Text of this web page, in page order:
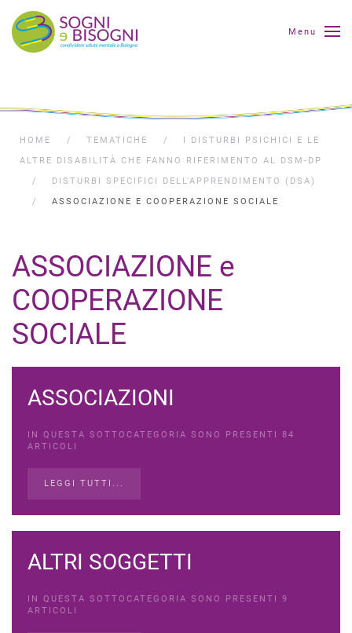
Menu
HOME TEMATICHE
I DISTURBI PSICHICI E LE
ALTRE DISABILITÀ CHE FANNO RIFERIMENTO AL DSM-DP
DISTURBI SPECIFICI DELL'APPRENDIMENTO (DSA)
ASSOCIAZIONE E COOPERAZIONE SOCIALE
ASSOCIAZIONE e
COOPERAZIONE
SOCIALE
ASSOCIAZIONI
IN QUESTA SOTTOCATEGORIA SONO PRESENTI 84
ARTICOLI
LEGGI TUTTI...
ALTRI SOGGETTI
IN QUESTA SOTTOCATEGORIA SONO PRESENTI 9
ARTICOLI